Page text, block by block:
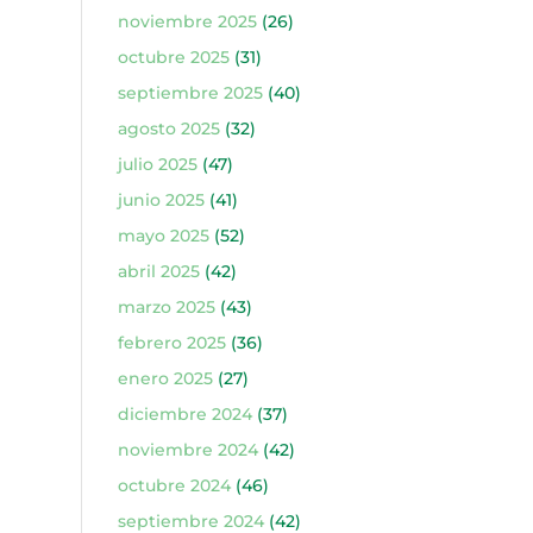
noviembre 2025(26)
octubre 2025(31)
septiembre 2025(40)
agosto 2025(32)
julio 2025(47)
junio 2025(41)
mayo 2025(52)
abril 2025(42)
marzo 2025(43)
febrero 2025(36)
enero 2025(27)
diciembre 2024(37)
noviembre 2024(42)
octubre 2024(46)
septiembre 2024(42)